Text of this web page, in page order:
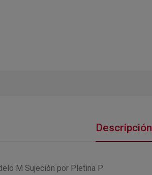
Descripción
M Sujeción por Pletina P